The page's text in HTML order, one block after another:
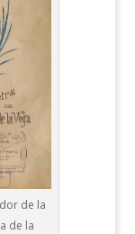
de la
de la